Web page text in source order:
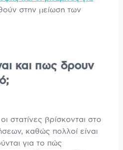
στην μείωση των
και πως δρουν
στατίνες βρίσκονται στο
καθώς πολλοί είναι
για το πώς